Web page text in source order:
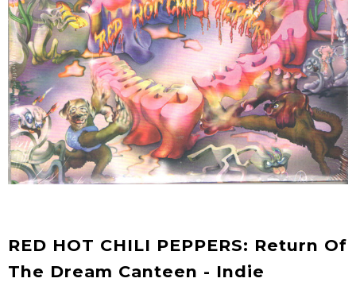
RED HOT CHILI PEPPERS: Return Of
The Dream Canteen - Indie